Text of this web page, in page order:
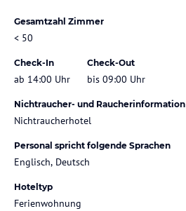
Gesamtzahl Zimmer
< 50
Check-In
ab 14:00 Uhr
Check-Out
bis 09:00 Uhr
Nichtraucher- und Raucherinformation
Nichtraucherhotel
Personal spricht folgende Sprachen
Englisch, Deutsch
Hoteltyp
Ferienwohnung